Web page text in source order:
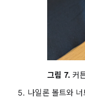
그림 7. 커
나일론 볼트와